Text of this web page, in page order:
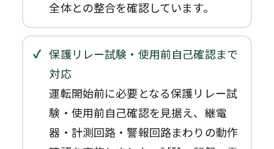
全体との整合を確認しています。
保護リレー試験・使用前自己確認まで
対応
運転開始前に必要となる保護リレー試
験・使用前自己確認を見据え、継電
器・計測回路・警報回路まわりの動作